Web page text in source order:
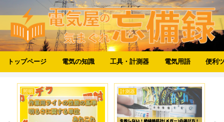
トップページ 電気の知識 工具・計測器 電気用語 便利
照明 計測器